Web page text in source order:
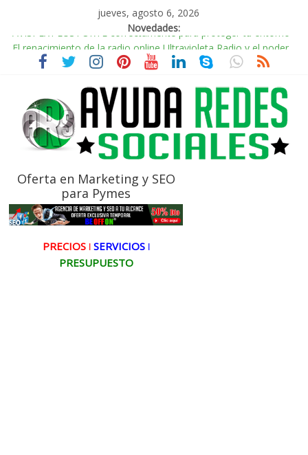
jueves, agosto 6, 2026
Novedades:
El renacimiento de la radio online,Ultravioleta Radio y el poder
de la música nostálgica
Incorporando Video Shorts de YouTube en WordPress
Radio Taxi Aljarafe y Redes Sociales Conduciendo hacia la
Conexión Digital
Radio Taxi Aljarafe tel 653404040 el Servicio Esencial de
Movilidad en Aljarafe
AVISPEX PLUS FORTE correctamente para proteger tu entorno
Oferta en Marketing y SEO
para Pymes
PRECIOS ǀ SERVICIOS ǀ
PRESUPUESTO